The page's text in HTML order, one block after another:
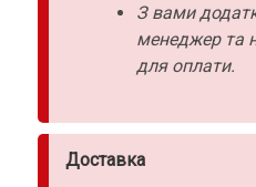
З вами
менеджер та
для оплати.
Доставка